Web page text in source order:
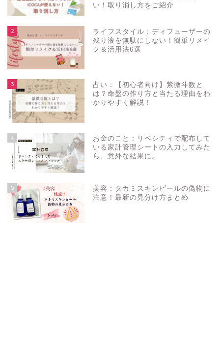
い！取り消し方をご紹介
2
ライフスタイル：ディフューザーの
残り液を無駄にしない！簡単リメイ
ク＆活用法6選
3
占い：【初心者向け】紫微斗数と
は？命盤の作り方と当たる理由をわ
かりやすく解説！
4
お金のこと：リベシティで配布して
いる家計管理シートの入力してみた
ら、意外な結果に。
5
美容：タカミスキンピールの偽物に
注意！最新の見分け方まとめ